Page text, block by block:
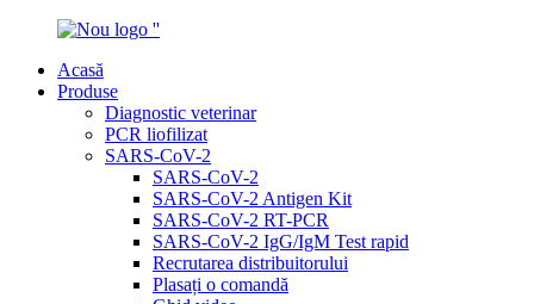
Acasă
Produse
Diagnostic veterinar
PCR liofilizat
SARS-CoV-2
SARS-CoV-2
SARS-CoV-2 Antigen Kit
SARS-CoV-2 RT-PCR
SARS-CoV-2 IgG/IgM Test rapid
Recrutarea distribuitorului
Plasați o comandă